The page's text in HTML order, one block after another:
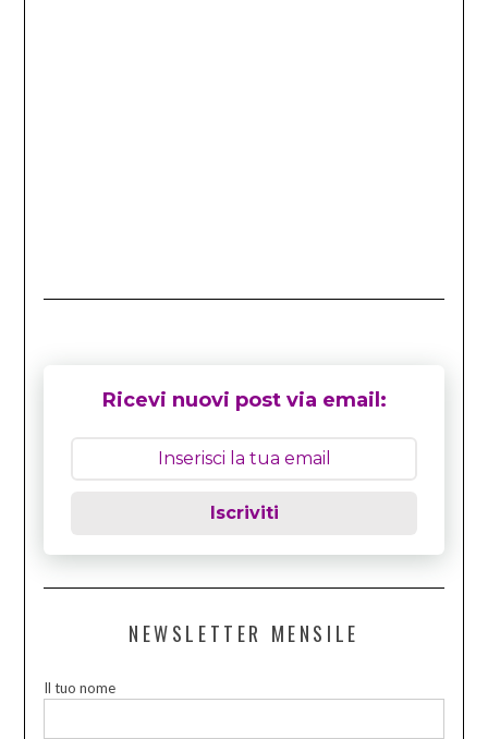
Ricevi nuovi post via email:
Iscriviti
NEWSLETTER MENSILE
Il tuo nome